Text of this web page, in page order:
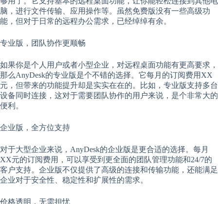
脑，进行文件传输、应用操作等。虽然免费版没有一些高级功
能，但对于日常的远程办公需求，已经绰绰有余。
专业版，团队协作更顺畅
如果你是个人用户或者小型企业，对远程桌面功能有更高要求，
那么AnyDesk的专业版是个不错的选择。它每月的订阅费用XX
元，但带来的功能提升却是实实在在的。比如，专业版支持多台
设备同时连接，这对于需要团队协作的用户来说，是个非常大的
便利。
企业版，全方位支持
对于大型企业来说，AnyDesk的企业版是更合适的选择。每月
XX元的订阅费用，可以享受到更全面的团队管理功能和24/7的
客户支持。企业版不仅提供了高级的连接和传输功能，还能满足
企业对于安全性、稳定性和扩展性的需求。
价格透明，无需担忧